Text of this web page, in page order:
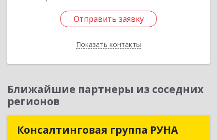
Отправить заявку
Показать контакты
Отправить заявку
Назад
Ближайшие партнеры из соседних
регионов
Консалтинговая группа РУНА
Консалтинговая группа РУНА